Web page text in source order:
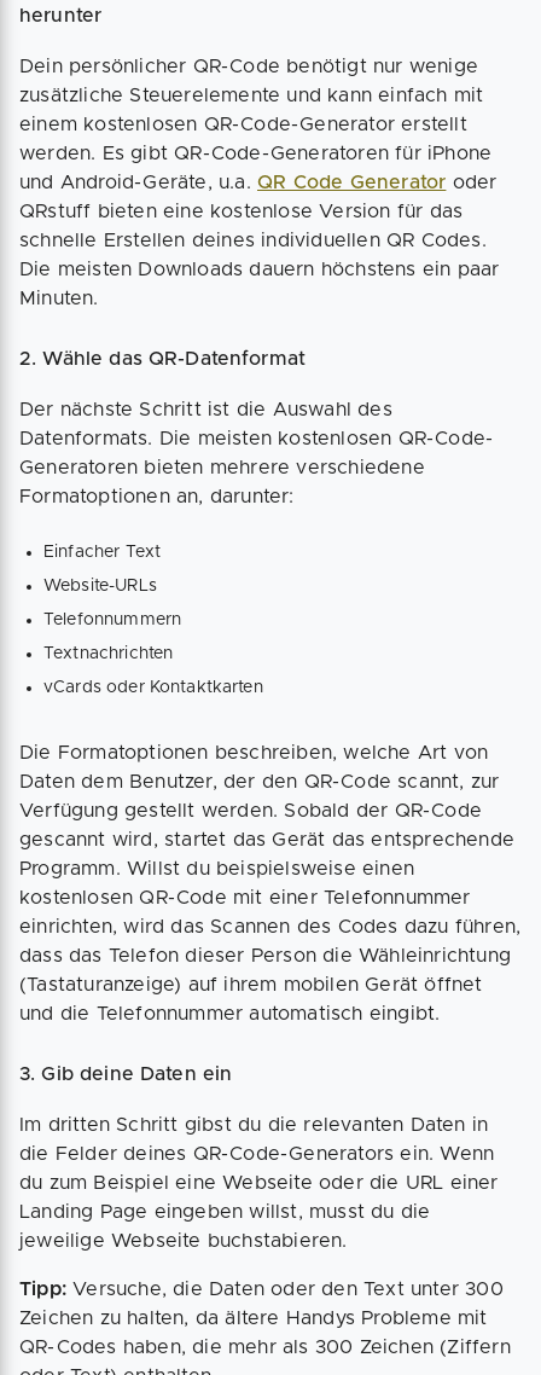
herunter
Dein persönlicher QR-Code benötigt nur wenige
zusätzliche Steuerelemente und kann einfach mit
einem kostenlosen QR-Code-Generator erstellt
werden. Es gibt QR-Code-Generatoren für iPhone
und Android-Geräte, u.a. QR Code Generator oder
QRstuff bieten eine kostenlose Version für das
schnelle Erstellen deines individuellen QR Codes.
Die meisten Downloads dauern höchstens ein paar
Minuten.
2. Wähle das QR-Datenformat
Der nächste Schritt ist die Auswahl des
Datenformats. Die meisten kostenlosen QR-Code-
Generatoren bieten mehrere verschiedene
Formatoptionen an, darunter:
Einfacher Text
Website-URLs
Telefonnummern
Textnachrichten
vCards oder Kontaktkarten
Die Formatoptionen beschreiben, welche Art von
Daten dem Benutzer, der den QR-Code scannt, zur
Verfügung gestellt werden. Sobald der QR-Code
gescannt wird, startet das Gerät das entsprechende
Programm. Willst du beispielsweise einen
kostenlosen QR-Code mit einer Telefonnummer
einrichten, wird das Scannen des Codes dazu führen,
dass das Telefon dieser Person die Wähleinrichtung
(Tastaturanzeige) auf ihrem mobilen Gerät öffnet
und die Telefonnummer automatisch eingibt.
3. Gib deine Daten ein
Im dritten Schritt gibst du die relevanten Daten in
die Felder deines QR-Code-Generators ein. Wenn
du zum Beispiel eine Webseite oder die URL einer
Landing Page eingeben willst, musst du die
jeweilige Webseite buchstabieren.
Tipp:Versuche, die Daten oder den Text unter 300
Zeichen zu halten, da ältere Handys Probleme mit
QR-Codes haben, die mehr als 300 Zeichen (Ziffern